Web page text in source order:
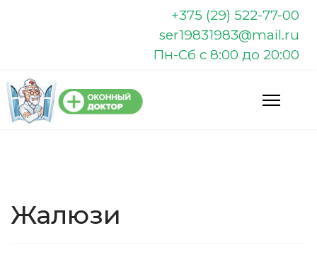
+375 (29) 522-77-00
ser19831983@mail.ru
Пн-Сб с 8:00 до 20:00
Жалюзи